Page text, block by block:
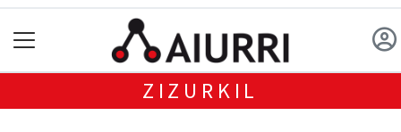
ZIZURKIL